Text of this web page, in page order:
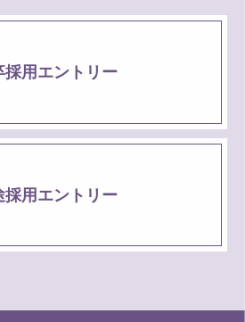
採用エントリー
採用エントリー